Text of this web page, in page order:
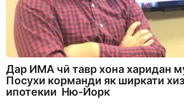
Дар ИМА чӣ тавр хона харидан
Посухи корманди як ширкати
ипотекии Ню-Йорк